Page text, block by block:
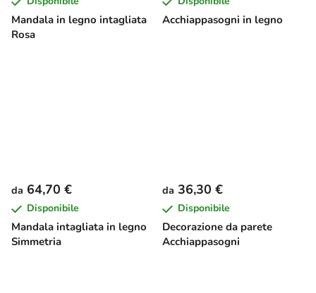
Mandala in legno intagliata
Rosa
Acchiappasogni in legno
Mandala intagliata in legno
Simmetria
da 64,70 €
Disponibile
Decorazione da parete
Acchiappasogni
da 36,30 €
Disponibile